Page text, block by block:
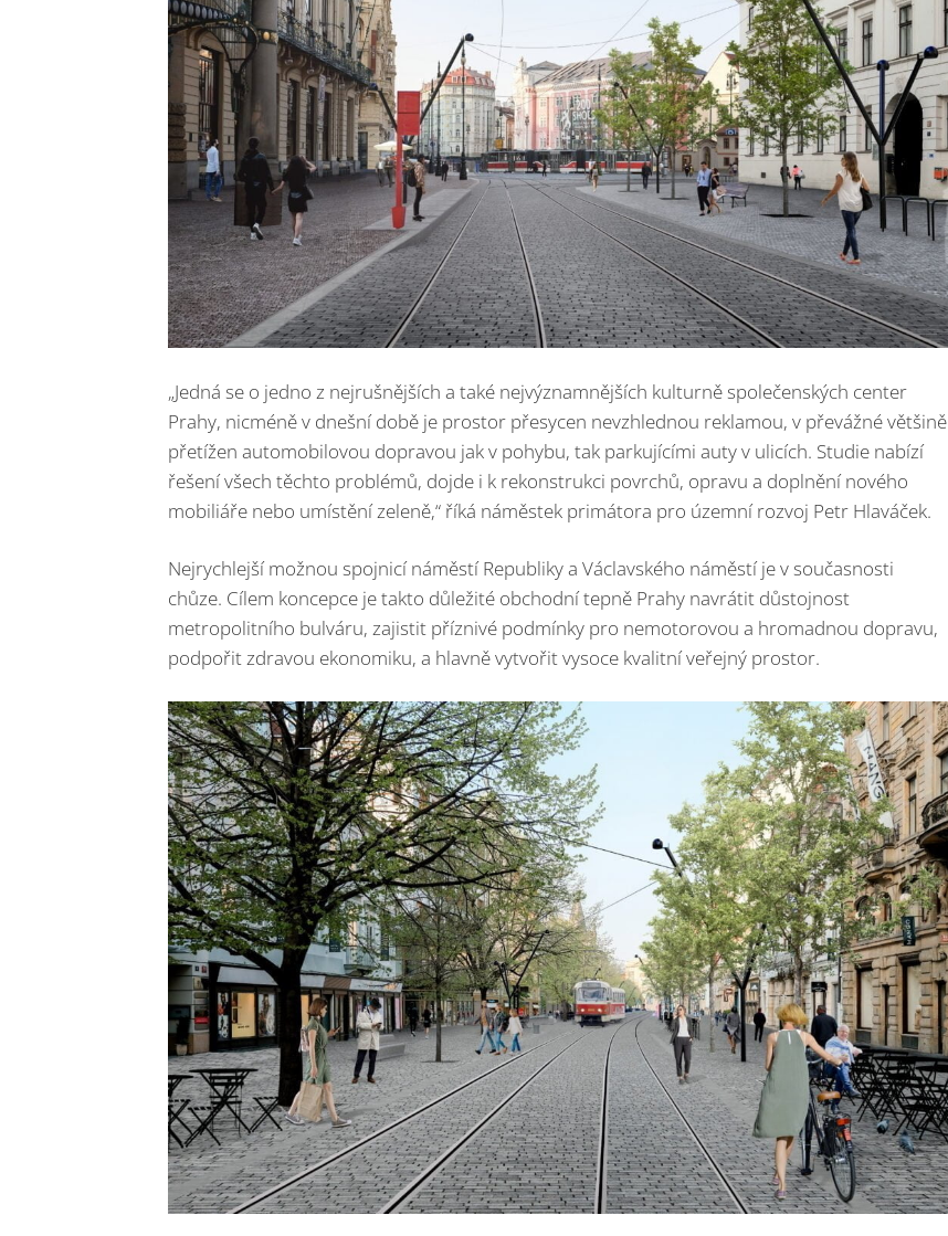
„Jedná se o jedno z nejrušnějších a také nejvýznamnějších kulturně společenských center
Prahy, nicméně v dnešní době je prostor přesycen nevzhlednou reklamou, v převážné většině
přetížen automobilovou dopravou jak v pohybu, tak parkujícími auty v ulicích. Studie nabízí
řešení všech těchto problémů, dojde i k rekonstrukci povrchů, opravu a doplnění nového
mobiliáře nebo umístění zeleně,“ říká náměstek primátora pro územní rozvoj Petr Hlaváček.
Nejrychlejší možnou spojnicí náměstí Republiky a Václavského náměstí je v současnosti
chůze. Cílem koncepce je takto důležité obchodní tepně Prahy navrátit důstojnost
metropolitního bulváru, zajistit příznivé podmínky pro nemotorovou a hromadnou dopravu,
podpořit zdravou ekonomiku, a hlavně vytvořit vysoce kvalitní veřejný prostor.